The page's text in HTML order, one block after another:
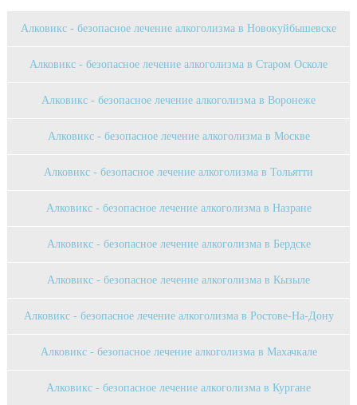
Алковикс - безопасное лечение алкоголизма в Новокуйбышевске
Алковикс - безопасное лечение алкоголизма в Старом Осколе
Алковикс - безопасное лечение алкоголизма в Воронеже
Алковикс - безопасное лечение алкоголизма в Москве
Алковикс - безопасное лечение алкоголизма в Тольятти
Алковикс - безопасное лечение алкоголизма в Назране
Алковикс - безопасное лечение алкоголизма в Бердске
Алковикс - безопасное лечение алкоголизма в Кызыле
Алковикс - безопасное лечение алкоголизма в Ростове-На-Дону
Алковикс - безопасное лечение алкоголизма в Махачкале
Алковикс - безопасное лечение алкоголизма в Кургане